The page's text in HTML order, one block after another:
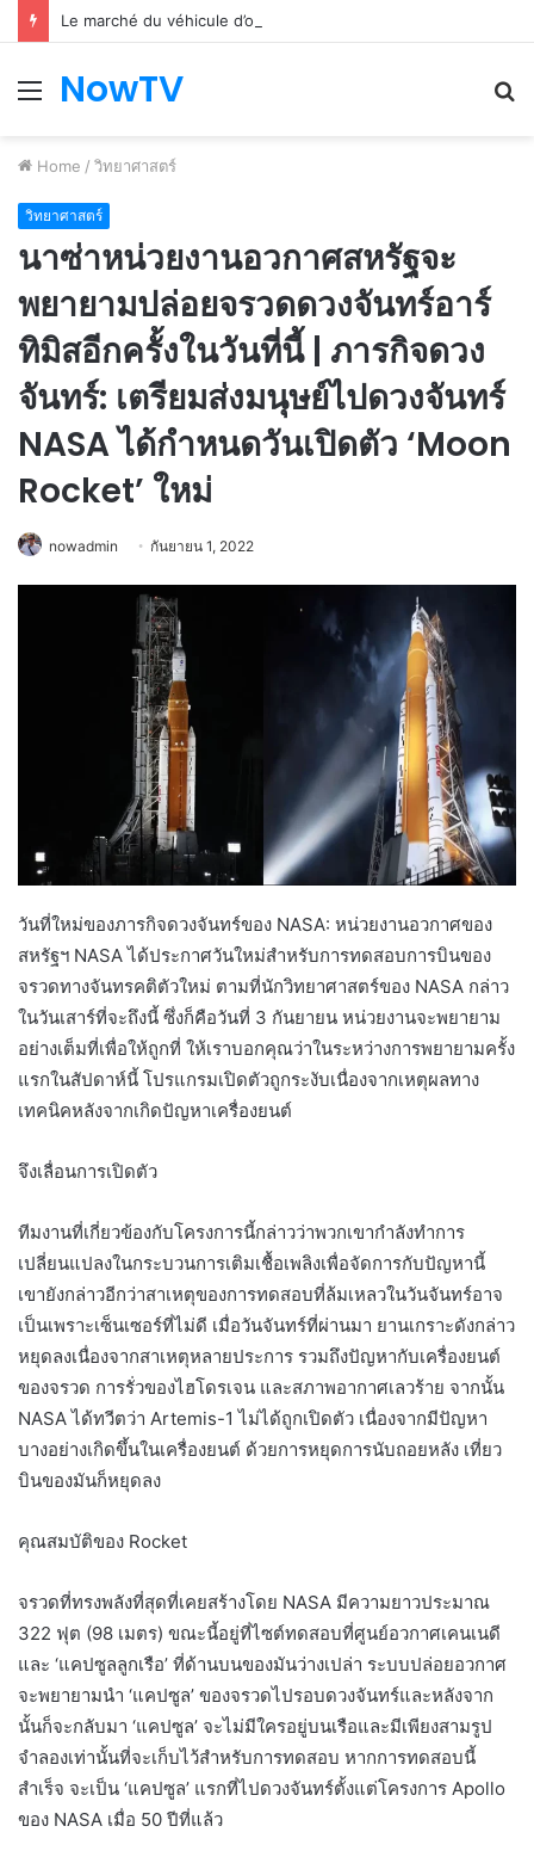
Le marché du véhicule d’occasion en plein essor
Menu
NowTV
Home / วิทยาศาสตร์
วิทยาศาสตร์
นาซ่าหน่วยงานอวกาศสหรัฐจะ
พยายามปล่อยจรวดดวงจันทร์อาร์
ทิมิสอีกครั้งในวันที่นี้ | ภารกิจดวง
จันทร์: เตรียมส่งมนุษย์ไปดวงจันทร์
NASA ได้กำหนดวันเปิดตัว ‘Moon
Rocket’ ใหม่
nowadmin กันยายน 1, 2022
วันที่ใหม่ของภารกิจดวงจันทร์ของ NASA: หน่วยงานอวกาศของ
สหรัฐฯ NASA ได้ประกาศวันใหม่สำหรับการทดสอบการบินของ
จรวดทางจันทรคติตัวใหม่ ตามที่นักวิทยาศาสตร์ของ NASA กล่าว
ในวันเสาร์ที่จะถึงนี้ ซึ่งก็คือวันที่ 3 กันยายน หน่วยงานจะพยายาม
อย่างเต็มที่เพื่อให้ถูกที่ ให้เราบอกคุณว่าในระหว่างการพยายามครั้ง
แรกในสัปดาห์นี้ โปรแกรมเปิดตัวถูกระงับเนื่องจากเหตุผลทาง
เทคนิคหลังจากเกิดปัญหาเครื่องยนต์
จึงเลื่อนการเปิดตัว
ทีมงานที่เกี่ยวข้องกับโครงการนี้กล่าวว่าพวกเขากำลังทำการ
เปลี่ยนแปลงในกระบวนการเติมเชื้อเพลิงเพื่อจัดการกับปัญหานี้
เขายังกล่าวอีกว่าสาเหตุของการทดสอบที่ล้มเหลวในวันจันทร์อาจ
เป็นเพราะเซ็นเซอร์ที่ไม่ดี เมื่อวันจันทร์ที่ผ่านมา ยานเกราะดังกล่าว
หยุดลงเนื่องจากสาเหตุหลายประการ รวมถึงปัญหากับเครื่องยนต์
ของจรวด การรั่วของไฮโดรเจน และสภาพอากาศเลวร้าย จากนั้น
NASA ได้ทวีตว่า Artemis-1 ไม่ได้ถูกเปิดตัว เนื่องจากมีปัญหา
บางอย่างเกิดขึ้นในเครื่องยนต์ ด้วยการหยุดการนับถอยหลัง เที่ยว
บินของมันก็หยุดลง
คุณสมบัติของ Rocket
จรวดที่ทรงพลังที่สุดที่เคยสร้างโดย NASA มีความยาวประมาณ
322 ฟุต (98 เมตร) ขณะนี้อยู่ที่ไซต์ทดสอบที่ศูนย์อวกาศเคนเนดี
และ ‘แคปซูลลูกเรือ’ ที่ด้านบนของมันว่างเปล่า ระบบปล่อยอวกาศ
จะพยายามนำ ‘แคปซูล’ ของจรวดไปรอบดวงจันทร์และหลังจาก
นั้นก็จะกลับมา ‘แคปซูล’ จะไม่มีใครอยู่บนเรือและมีเพียงสามรูป
จำลองเท่านั้นที่จะเก็บไว้สำหรับการทดสอบ หากการทดสอบนี้
สำเร็จ จะเป็น ‘แคปซูล’ แรกที่ไปดวงจันทร์ตั้งแต่โครงการ Apollo
ของ NASA เมื่อ 50 ปีที่แล้ว